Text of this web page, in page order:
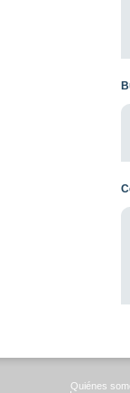
Quiénes